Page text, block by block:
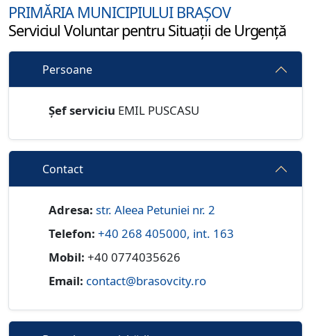
PRIMĂRIA MUNICIPIULUI BRAȘOV
Serviciul Voluntar pentru Situații de Urgență
Persoane
Șef serviciu EMIL PUSCASU
Contact
Adresa: str. Aleea Petuniei nr. 2
Telefon: +40 268 405000, int. 163
Mobil: +40 0774035626
Email: contact@brasovcity.ro